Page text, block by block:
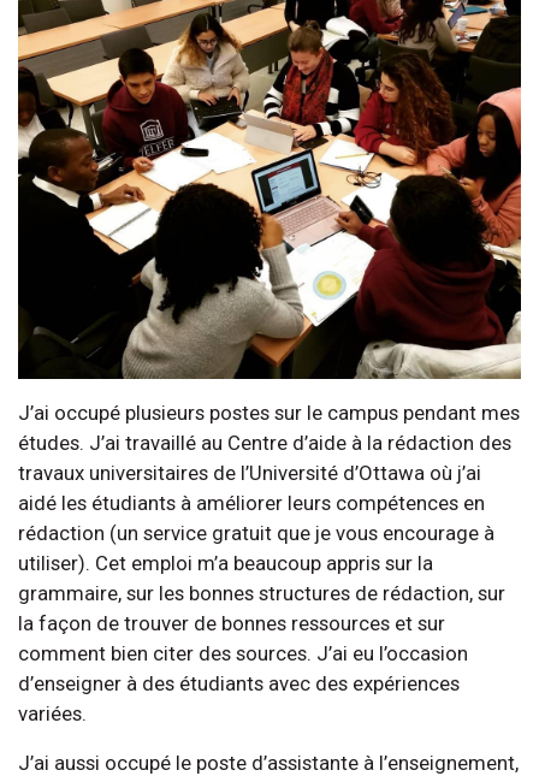
J’ai occupé plusieurs postes sur le campus pendant mes
études. J’ai travaillé au Centre d’aide à la rédaction des
travaux universitaires de l’Université d’Ottawa où j’ai
aidé les étudiants à améliorer leurs compétences en
rédaction (un service gratuit que je vous encourage à
utiliser). Cet emploi m’a beaucoup appris sur la
grammaire, sur les bonnes structures de rédaction, sur
la façon de trouver de bonnes ressources et sur
comment bien citer des sources. J’ai eu l’occasion
d’enseigner à des étudiants avec des expériences
variées.
J’ai aussi occupé le poste d’assistante à l’enseignement,